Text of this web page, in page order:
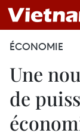
ÉCONOMIE
Une
de